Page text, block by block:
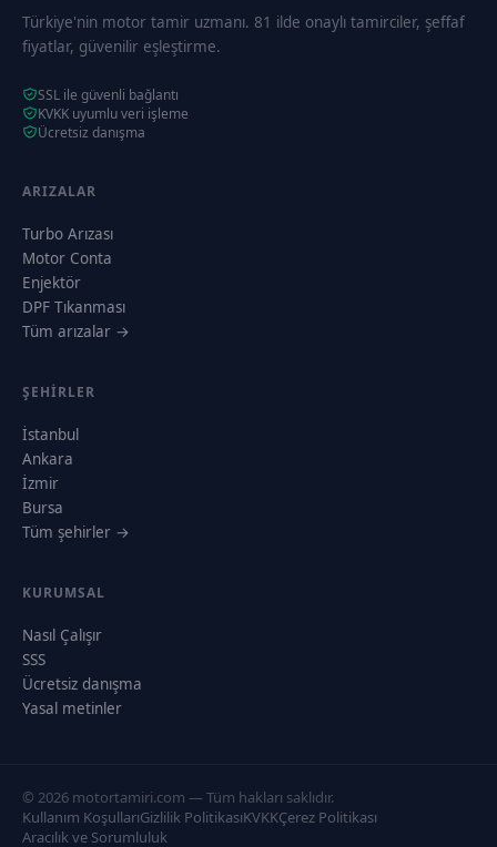
Türkiye'nin motor tamir uzmanı. 81 ilde onaylı tamirciler, şeffaf
fiyatlar, güvenilir eşleştirme.
SSL ile güvenli bağlantı
KVKK uyumlu veri işleme
Ücretsiz danışma
ARIZALAR
Turbo Arızası
Motor Conta
Enjektör
DPF Tıkanması
Tüm arızalar →
ŞEHIRLER
İstanbul
Ankara
İzmir
Bursa
Tüm şehirler →
KURUMSAL
Nasıl Çalışır
SSS
Ücretsiz danışma
Yasal metinler
© 2026 motortamiri.com — Tüm hakları saklıdır.
Kullanım KoşullarıGizlilik PolitikasıKVKKÇerez Politikası
Aracılık ve Sorumluluk